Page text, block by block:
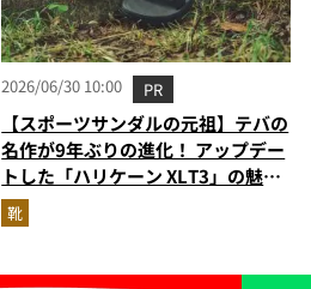
2026/06/30 10:00 PR
【スポーツサンダルの元祖】テバの
名作が9年ぶりの進化！ アップデー
トした「ハリケーン XLT3」の魅力
を識者があらゆる角度から徹底解
説！
靴